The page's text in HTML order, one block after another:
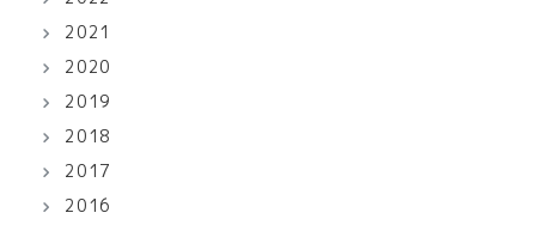
2021
2020
2019
2018
2017
2016